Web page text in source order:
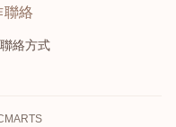
聯絡
絡方式